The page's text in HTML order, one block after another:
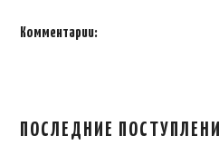
Комментарии:
ПОСЛЕДНИЕ